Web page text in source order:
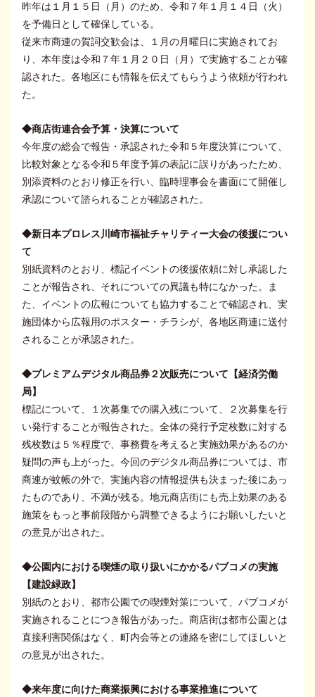
昨年は１月１５日（月）のため、令和７年１月１４日（火）
を予備日として確保している。
従来市商連の賀詞交歓会は、１月の月曜日に実施されてお
り、本年度は令和７年１月２０日（月）で実施することが確
認された。各地区にも情報を伝えてもらうよう依頼が行われ
た。
◆商店街連合会予算・決算について
今年度の総会で報告・承認された令和５年度決算について、
比較対象となる令和５年度予算の表記に誤りがあったため、
別添資料のとおり修正を行い、臨時理事会を書面にて開催し
承認について諮られることが確認された。
◆新日本プロレス川崎市福祉チャリティー大会の後援につい
て
別紙資料のとおり、標記イベントの後援依頼に対し承認した
ことが報告され、それについての異議も特になかった。ま
た、イベントの広報についても協力することで確認され、実
施団体から広報用のポスター・チラシが、各地区商連に送付
されることが承認された。
◆プレミアムデジタル商品券２次販売について【経済労働
局】
標記について、１次募集での購入残について、２次募集を行
い発行することが報告された。全体の発行予定枚数に対する
残枚数は５％程度で、事務費を考えると実施効果があるのか
疑問の声も上がった。今回のデジタル商品券については、市
商連が蚊帳の外で、実施内容の情報提供も決まった後にあっ
たものであり、不満が残る。地元商店街にも売上効果のある
施策をもっと事前段階から調整できるようにお願いしたいと
の意見が出された。
◆公園内における喫煙の取り扱いにかかるパブコメの実施
【建設緑政】
別紙のとおり、都市公園での喫煙対策について、パブコメが
実施されることにつき報告があった。商店街は都市公園とは
直接利害関係はなく、町内会等との連絡を密にしてほしいと
の意見が出された。
◆来年度に向けた商業振興における事業推進について